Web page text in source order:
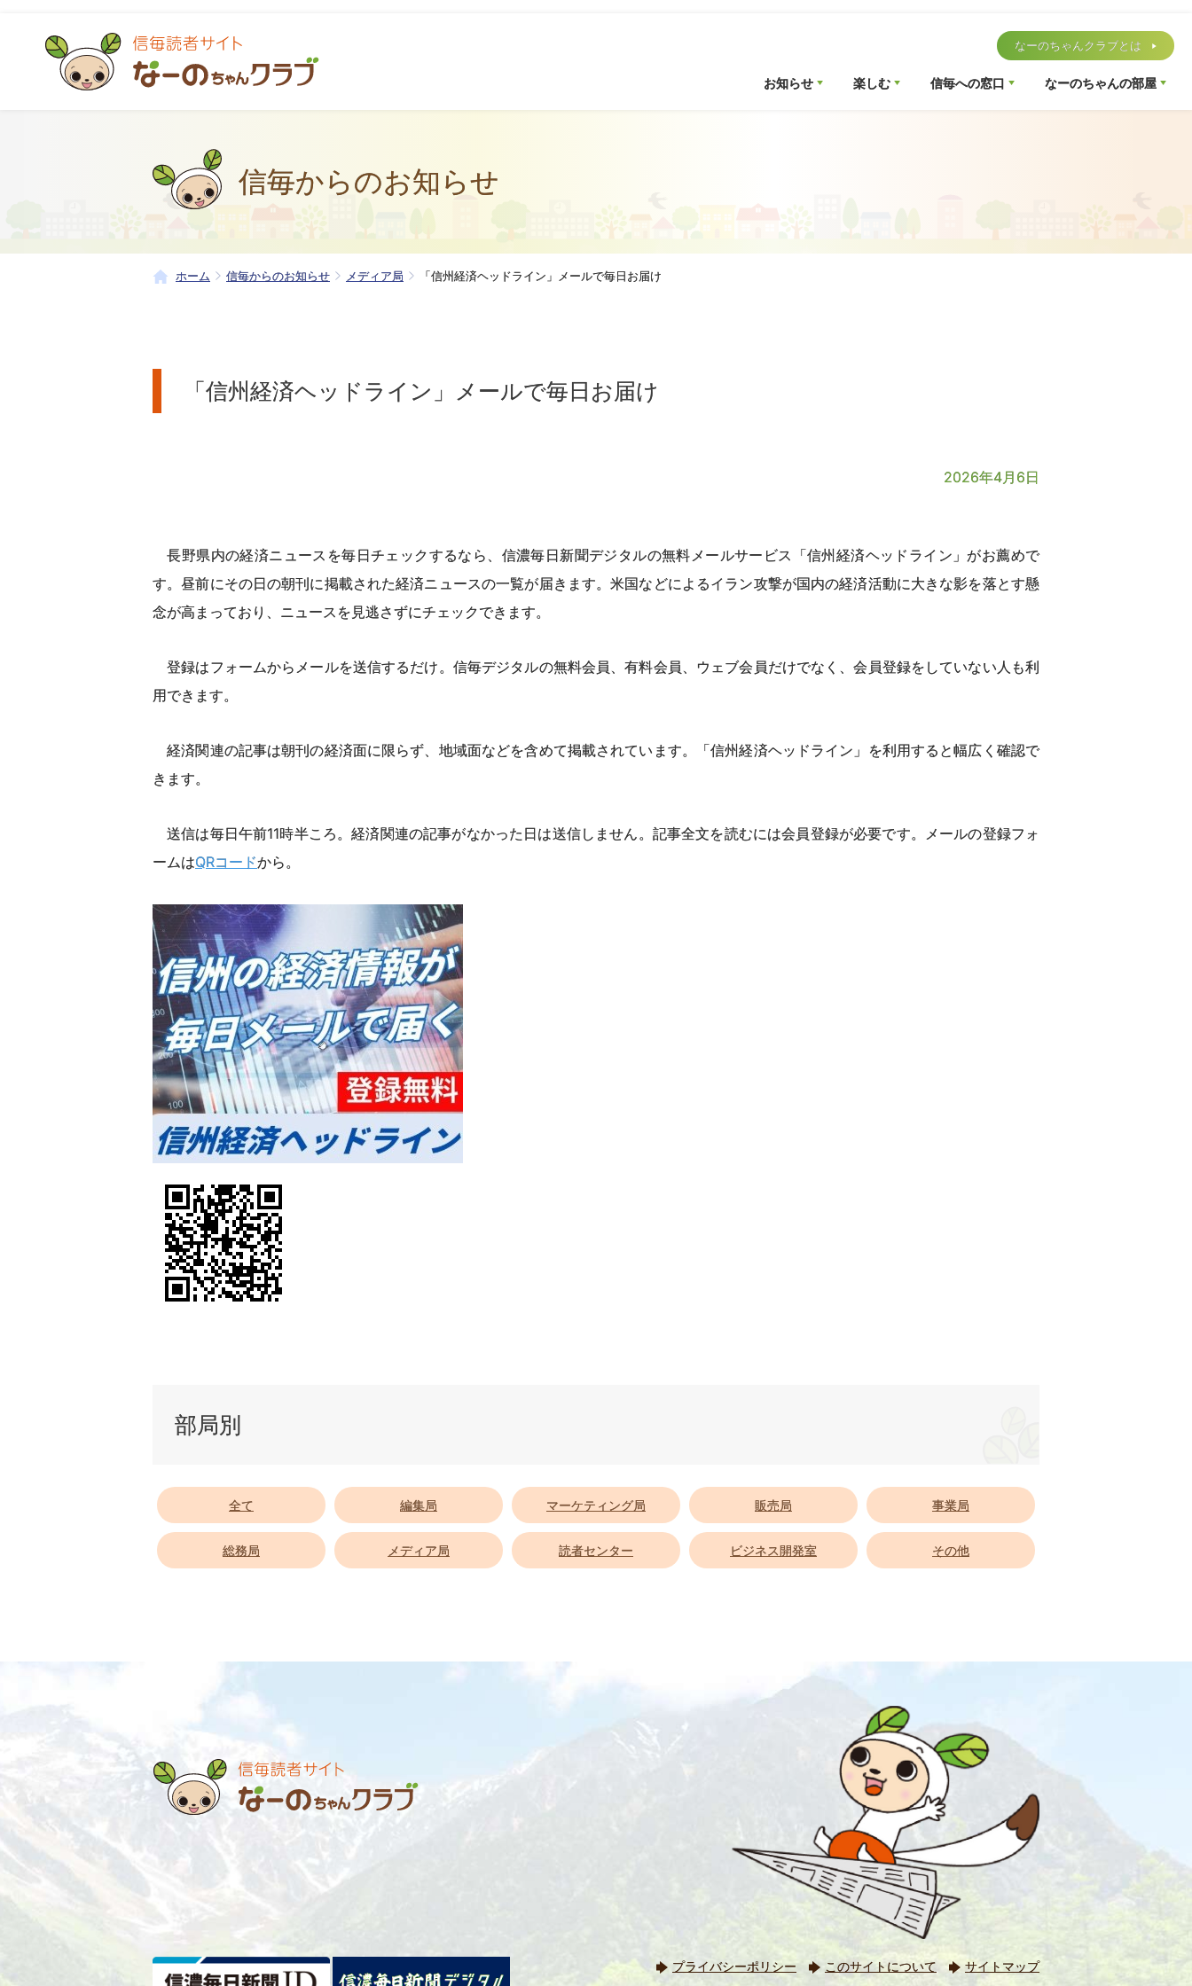
なーのちゃんクラブとは
お知らせ 楽しむ 信毎への窓口 なーのちゃんの部屋
信毎からのお知らせ
ホーム 信毎からのお知らせ メディア局 「信州経済ヘッドライン」メールで毎日お届け
「信州経済ヘッドライン」メールで毎日お届け
2026年4月6日
長野県内の経済ニュースを毎日チェックするなら、信濃毎日新聞デジタルの無料メールサービス「信州経済ヘッドライン」がお薦めで
す。昼前にその日の朝刊に掲載された経済ニュースの一覧が届きます。米国などによるイラン攻撃が国内の経済活動に大きな影を落とす懸
念が高まっており、ニュースを見逃さずにチェックできます。
登録はフォームからメールを送信するだけ。信毎デジタルの無料会員、有料会員、ウェブ会員だけでなく、会員登録をしていない人も利
用できます。
経済関連の記事は朝刊の経済面に限らず、地域面などを含めて掲載されています。「信州経済ヘッドライン」を利用すると幅広く確認で
きます。
送信は毎日午前11時半ころ。経済関連の記事がなかった日は送信しません。記事全文を読むには会員登録が必要です。メールの登録フォ
ームはQRコードから。
部局別
全て 編集局 マーケティング局 販売局 事業局
総務局 メディア局 読者センター ビジネス開発室 その他
プライバシーポリシー このサイトについて サイトマップ